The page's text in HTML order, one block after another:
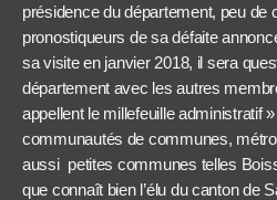
présidence du département, peu de
pronostiqueurs de sa défaite
sa visite en janvier 2018, il sera
département avec les autres
appellent le millefeuille administratif
communautés de communes,
aussi petites communes telles
que connaît bien l’élu du canton de